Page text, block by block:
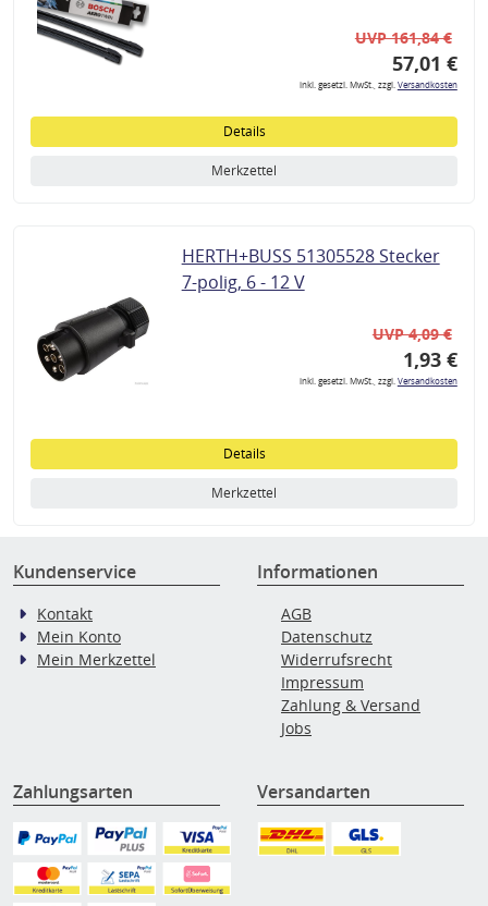
UVP 161,84 €
57,01 €
inkl. gesetzl. MwSt., zzgl.Versandkosten
Details
Merkzettel
HERTH+BUSS 51305528 Stecker
7-polig, 6 - 12 V
UVP 4,09 €
1,93 €
inkl. gesetzl. MwSt., zzgl.Versandkosten
Details
Merkzettel
Kundenservice
Kontakt
Mein Konto
Mein Merkzettel
Informationen
AGB
Datenschutz
Widerrufsrecht
Impressum
Zahlung & Versand
Jobs
Zahlungsarten Versandarten